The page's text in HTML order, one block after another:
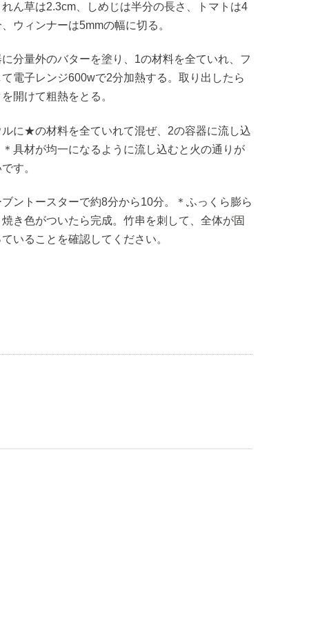
ん草は2.3cm、しめじは半分の長さ、トマトは4
ウィンナーは5mmの幅に切る。
分量外のバターを塗り、1の材料を全ていれ、フ
電子レンジ600wで2分加熱する。取り出したら
開けて粗熱をとる。
ルに★の材料を全ていれて混ぜ、2の容器に流し込
具材が均一になるように流し込むと火の通りが
す。
ントースターで約8分から10分。＊ふっくら膨ら
き色がついたら完成。竹串を刺して、全体が固
いることを確認してください。